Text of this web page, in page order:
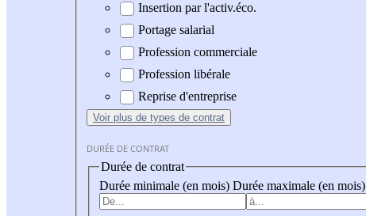
Insertion par l'activ.éco.
Portage salarial
Profession commerciale
Profession libérale
Reprise d'entreprise
Voir plus de types de contrat
DURÉE DE CONTRAT
Durée de contrat
Durée minimale (en mois) Durée maximale (en mois)